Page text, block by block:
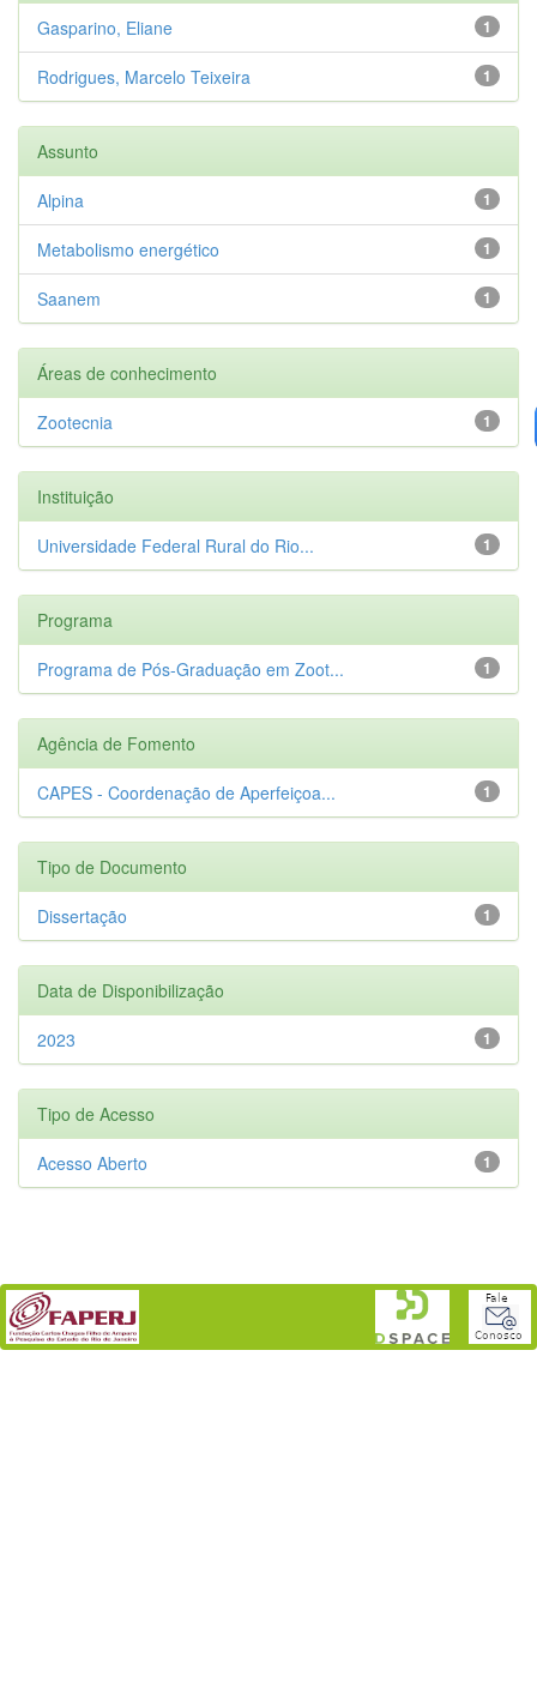
1
Gasparino, Eliane
1
Rodrigues, Marcelo Teixeira
Assunto
1
Alpina
1
Metabolismo energético
1
Saanem
Áreas de conhecimento
1
Zootecnia
Instituição
1
Universidade Federal Rural do Rio...
Programa
1
Programa de Pós-Graduação em Zoot...
Agência de Fomento
1
CAPES - Coordenação de Aperfeiçoa...
Tipo de Documento
1
Dissertação
Data de Disponibilização
1
2023
Tipo de Acesso
1
Acesso Aberto